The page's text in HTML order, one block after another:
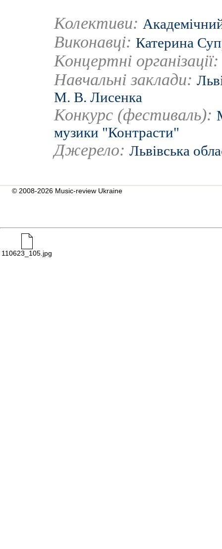
Колективи:
Виконавці: Катерина
Концертні
Навчальні заклади:
М. В. Лисенка
Конкурс (фестиваль):
музики "Контрасти"
Джерело: Львівська
© 2008-2026 Music-review Ukraine
110623_105.jpg